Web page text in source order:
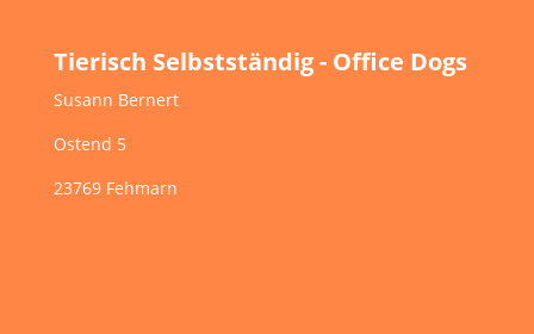
Tierisch Selbstständig - Office Dogs
Susann Bernert
Ostend 5
23769 Fehmarn